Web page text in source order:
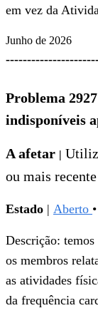
em vez da
Junho de 2026
Problema 2927
indisponíveis
A afetar |
ou mais recente
Estado | Aberto •
Descrição:
os membros
as atividades
da frequência